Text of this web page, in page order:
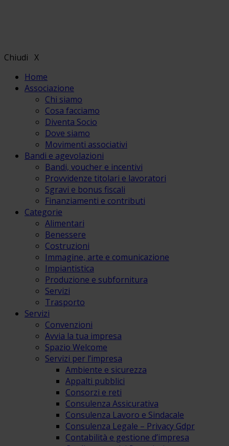
Chiudi X
Home
Associazione
Chi siamo
Cosa facciamo
Diventa Socio
Dove siamo
Movimenti associativi
Bandi e agevolazioni
Bandi, voucher e incentivi
Provvidenze titolari e lavoratori
Sgravi e bonus fiscali
Finanziamenti e contributi
Categorie
Alimentari
Benessere
Costruzioni
Immagine, arte e comunicazione
Impiantistica
Produzione e subfornitura
Servizi
Trasporto
Servizi
Convenzioni
Avvia la tua impresa
Spazio Welcome
Servizi per l’impresa
Ambiente e sicurezza
Appalti pubblici
Consorzi e reti
Consulenza Assicurativa
Consulenza Lavoro e Sindacale
Consulenza Legale – Privacy Gdpr
Contabilità e gestione d’impresa